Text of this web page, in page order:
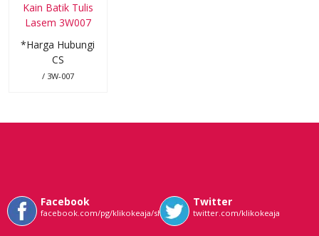
Kain Batik Tulis
Lasem 3W007
*Harga Hubungi
CS
/ 3W-007
Facebook
facebook.com/pg/klikokeaja/shop/
Twitter
twitter.com/klikokeaja